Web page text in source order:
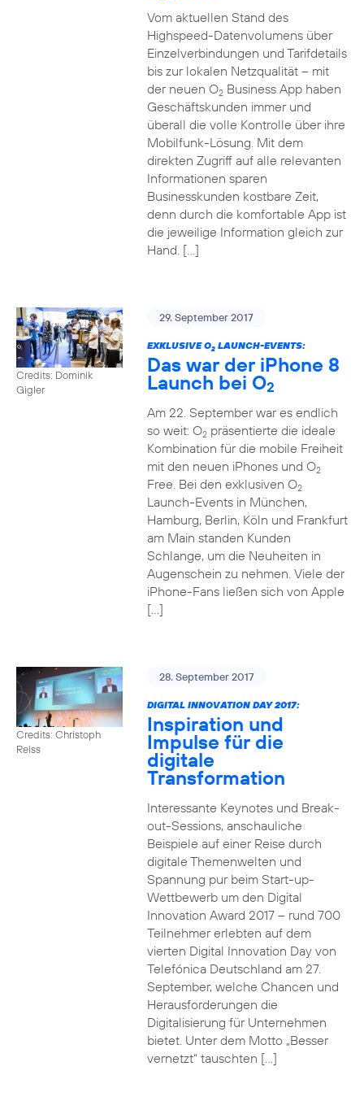
Vom aktuellen Stand des
Highspeed-Datenvolumens über
Einzelverbindungen und Tarifdetails
bis zur lokalen Netzqualität – mit
der neuen O2Business App haben
Geschäftskunden immer und
überall die volle Kontrolle über ihre
Mobilfunk-Lösung. Mit dem
direkten Zugriff auf alle relevanten
Informationen sparen
Businesskunden kostbare Zeit,
denn durch die komfortable App ist
die jeweilige Information gleich zur
Hand. […]
Credits: Dominik
Gigler
29. September 2017
EXKLUSIVE O2LAUNCH-EVENTS:
Das war der iPhone 8
Launch bei O2
Am 22. September war es endlich
so weit: O2präsentierte die ideale
Kombination für die mobile Freiheit
mit den neuen iPhones und O2
Free. Bei den exklusiven O2
Launch-Events in München,
Hamburg, Berlin, Köln und Frankfurt
am Main standen Kunden
Schlange, um die Neuheiten in
Augenschein zu nehmen. Viele der
iPhone-Fans ließen sich von Apple
[…]
Credits: Christoph
Reiss
28. September 2017
DIGITAL INNOVATION DAY 2017:
Inspiration und
Impulse für die
digitale
Transformation
Interessante Keynotes und Break-
out-Sessions, anschauliche
Beispiele auf einer Reise durch
digitale Themenwelten und
Spannung pur beim Start-up-
Wettbewerb um den Digital
Innovation Award 2017 – rund 700
Teilnehmer erlebten auf dem
vierten Digital Innovation Day von
Telefónica Deutschland am 27.
September, welche Chancen und
Herausforderungen die
Digitalisierung für Unternehmen
bietet. Unter dem Motto „Besser
vernetzt“ tauschten […]